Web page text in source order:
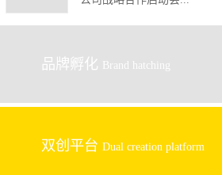
品牌孵化 Brand hatching
双创平台 Dual creation platform